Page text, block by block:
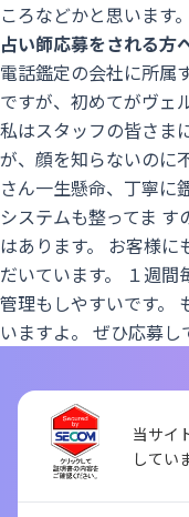
ころなどかと思います。
占い師応募をされる方
電話鑑定の会社に所属
ですが、初めてがヴェ
私はスタッフの皆さま
が、顔を知らないのに
さん一生懸命、丁寧に
システムも整ってま
はあります。 お客様
だいています。 １週
管理もしやすいです。
いますよ。 ぜひ応募
当サイ
してい